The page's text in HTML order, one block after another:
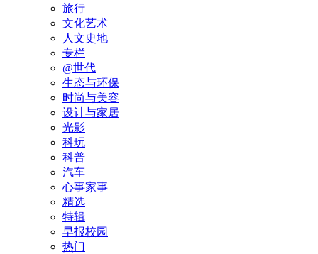
旅行
文化艺术
人文史地
专栏
@世代
生态与环保
时尚与美容
设计与家居
光影
科玩
科普
汽车
心事家事
精选
特辑
早报校园
热门